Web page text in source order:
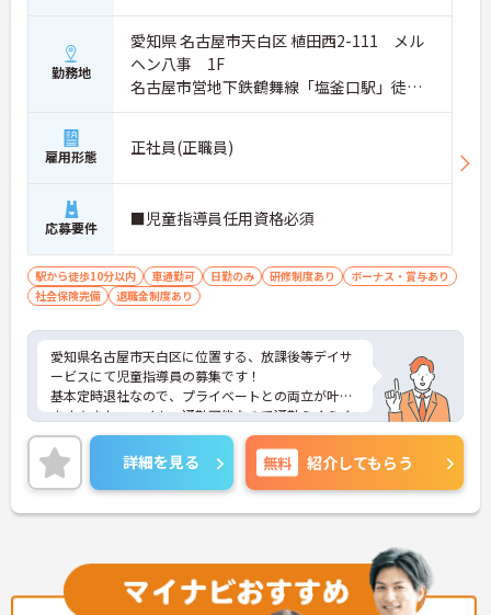
勤務地
愛知県 名古屋市天白区 植田西2-111 メル
ヘン八事 1F
名古屋市営地下鉄鶴舞線「塩釜口駅」徒歩7
分
雇用形態 正社員(正職員)
応募要件 ■児童指導員任用資格必須
駅から徒歩10分以内 車通勤可 日勤のみ 研修制度あり
ボーナス・賞与あり
社会保険完備
退職金制度あり
愛知県名古屋市天白区に位置する、放課後等デイサ
ービスにて児童指導員の募集です！
基本定時退社なので、プライベートとの両立が叶い
ます☆また、マイカー通勤可能なので通勤らくらく
です◎
ご興味のある方には、面接対策ポイントなど、さら
に詳細をお話しいたしますのでお気軽にご相談くだ
さい！
詳細を見る 無料 紹介してもらう